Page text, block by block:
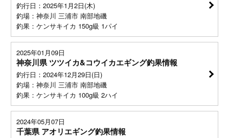
釣行日：2025年1月2日(木)
釣場：神奈川 三浦市 南部地磯
釣果：ケンサキイカ 150g級 1パイ
2025年01月09日
神奈川県 ツツイカ&コウイカエギング釣果情報
釣行日：2024年12月29日(日)
釣場：神奈川 三浦市 南部地磯
釣果：ケンサキイカ 100g級 2ハイ
2024年05月07日
千葉県 アオリエギング釣果情報